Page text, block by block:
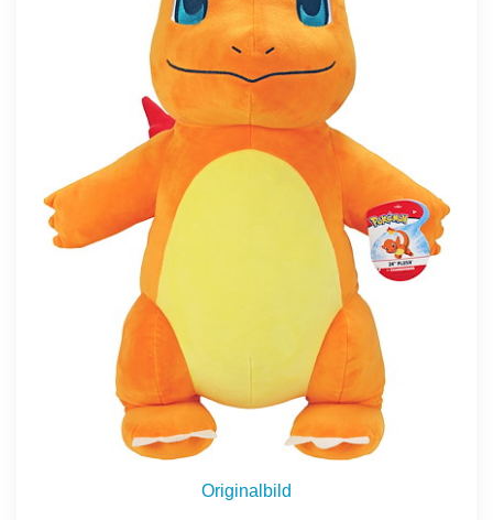
Originalbild